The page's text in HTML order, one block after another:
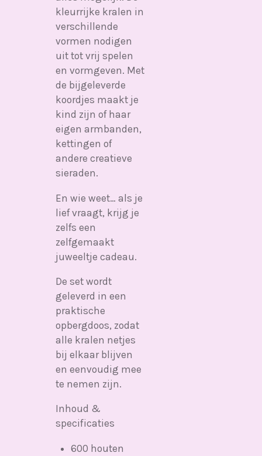
kleurrijke kralen in
verschillende
vormen nodigen
uit tot vrij spelen
en vormgeven. Met
de bijgeleverde
koordjes maakt je
kind zijn of haar
eigen armbanden,
kettingen of
andere creatieve
sieraden.
En wie weet… als je
lief vraagt, krijg je
zelfs een
zelfgemaakt
juweeltje cadeau.
De set wordt
geleverd in een
praktische
opbergdoos, zodat
alle kralen netjes
bij elkaar blijven
en eenvoudig mee
te nemen zijn.
Inhoud &
specificaties
600 houten